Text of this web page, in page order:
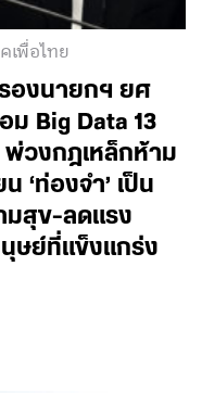
เพื่อไทย
องนายกฯ ยศ
ม Big Data 13
วงกฎเหล็กห้าม
‘ท่องจำ’ เป็น
มสุข-ลดแรง
ษย์ที่แข็งแกร่ง